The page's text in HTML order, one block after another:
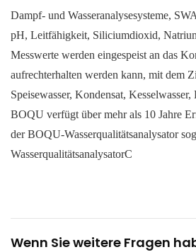
Dampf- und Wasseranalysesysteme,
pH, Leitfähigkeit, Siliciumdioxid,
Messwerte werden eingespeist an das
aufrechterhalten werden kann, mit dem
Speisewasser, Kondensat,
BOQU verfügt über mehr als 10 Jahre
der BOQU-Wasserqualitätsanalysator
WasserqualitätsanalysatorC
Wenn Sie weitere Fragen